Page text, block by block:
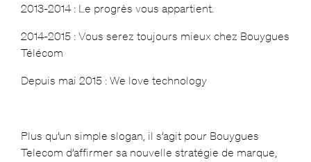
2013-2014 : Le progrès vous appartient.
2014-2015 : Vous serez toujours mieux chez Bouygues
Télécom
Depuis mai 2015 : We love technology
Plus qu’un simple slogan, il s’agit pour Bouygues
Telecom d’affirmer sa nouvelle stratégie de marque,